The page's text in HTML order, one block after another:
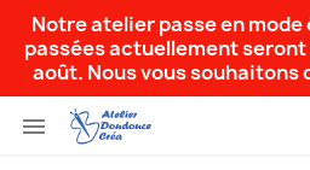
Notre atelier passe en
passées actuellement
août. Nous vous souhaitons
